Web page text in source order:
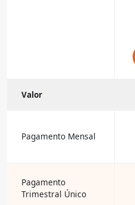
Valor
Pagamento Mensal
Pagamento
Trimestral Único